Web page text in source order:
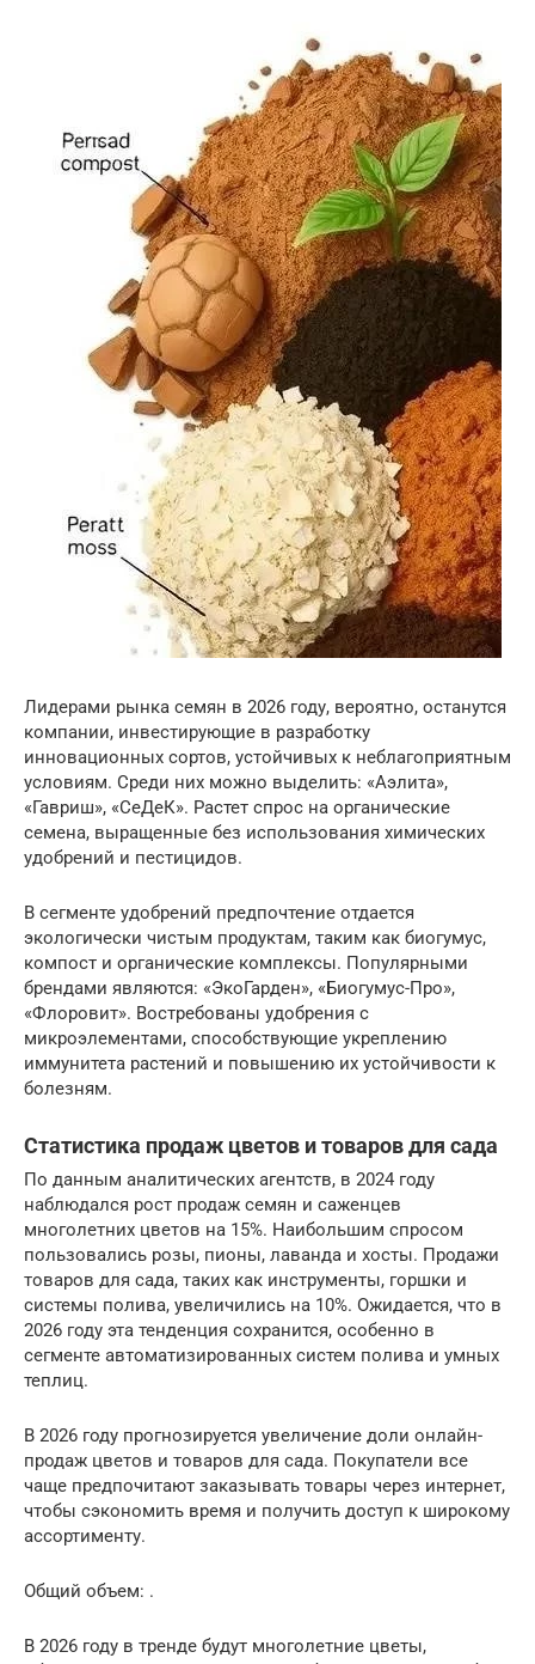
Лидерами рынка семян в 2026 году, вероятно, останутся
компании, инвестирующие в разработку
инновационных сортов, устойчивых к неблагоприятным
условиям. Среди них можно выделить: «Аэлита»,
«Гавриш», «СеДеК». Растет спрос на органические
семена, выращенные без использования химических
удобрений и пестицидов.
В сегменте удобрений предпочтение отдается
экологически чистым продуктам, таким как биогумус,
компост и органические комплексы. Популярными
брендами являются: «ЭкоГарден», «Биогумус-Про»,
«Флоровит». Востребованы удобрения с
микроэлементами, способствующие укреплению
иммунитета растений и повышению их устойчивости к
болезням.
Статистика продаж цветов и товаров для сада
По данным аналитических агентств, в 2024 году
наблюдался рост продаж семян и саженцев
многолетних цветов на 15%. Наибольшим спросом
пользовались розы, пионы, лаванда и хосты. Продажи
товаров для сада, таких как инструменты, горшки и
системы полива, увеличились на 10%. Ожидается, что в
2026 году эта тенденция сохранится, особенно в
сегменте автоматизированных систем полива и умных
теплиц.
В 2026 году прогнозируется увеличение доли онлайн-
продаж цветов и товаров для сада. Покупатели все
чаще предпочитают заказывать товары через интернет,
чтобы сэкономить время и получить доступ к широкому
ассортименту.
Общий объем: .
В 2026 году в тренде будут многолетние цветы,